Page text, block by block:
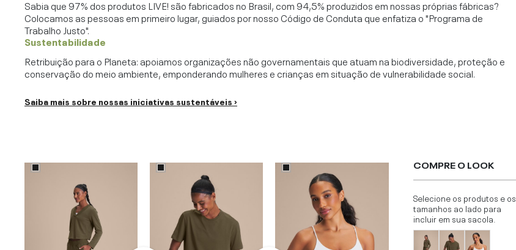
Sabia que 97% dos produtos LIVE! são fabricados no Brasil, com 94,5% produzidos em nossas próprias fábricas?
Colocamos as pessoas em primeiro lugar, guiados por nosso Código de Conduta que enfatiza o "Programa de
Trabalho Justo".
Sustentabilidade
Retribuição para o Planeta: apoiamos organizações não governamentais que atuam na biodiversidade, proteção e
conservação do meio ambiente, emponderando mulheres e crianças em situação de vulnerabilidade social.
Saiba mais sobre nossas iniciativas sustentáveis ›
COMPRE O LOOK
Selecione os produtos e os
tamanhos ao lado para
incluir em sua sacola.